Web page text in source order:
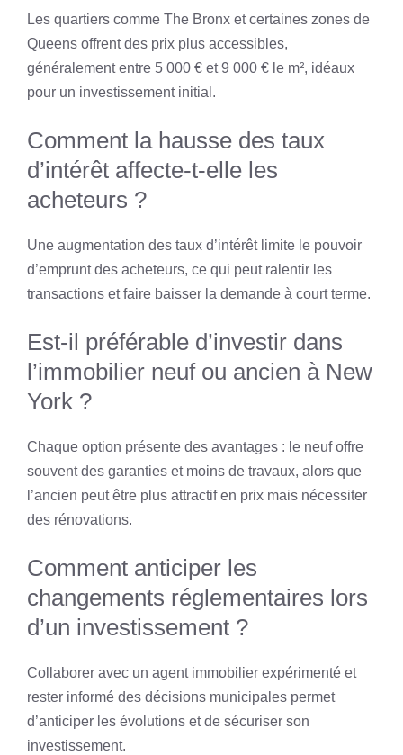
Les quartiers comme The Bronx et certaines zones de
Queens offrent des prix plus accessibles,
généralement entre 5 000 € et 9 000 € le m², idéaux
pour un investissement initial.
Comment la hausse des taux
d’intérêt affecte-t-elle les
acheteurs ?
Une augmentation des taux d’intérêt limite le pouvoir
d’emprunt des acheteurs, ce qui peut ralentir les
transactions et faire baisser la demande à court terme.
Est-il préférable d’investir dans
l’immobilier neuf ou ancien à New
York ?
Chaque option présente des avantages : le neuf offre
souvent des garanties et moins de travaux, alors que
l’ancien peut être plus attractif en prix mais nécessiter
des rénovations.
Comment anticiper les
changements réglementaires lors
d’un investissement ?
Collaborer avec un agent immobilier expérimenté et
rester informé des décisions municipales permet
d’anticiper les évolutions et de sécuriser son
investissement.